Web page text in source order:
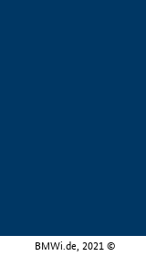
BMWi.de, 2021 ©